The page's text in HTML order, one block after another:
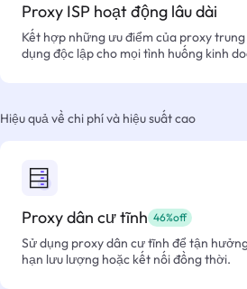
Proxy ISP hoạt động lâu dài
Kết hợp những ưu điểm của proxy
dụng độc lập cho mọi tình huống kinh
Hiệu quả về chi phí và hiệu suất cao
Proxy dân cư tĩnh 46%off
Sử dụng proxy dân cư tĩnh để tận
hạn lưu lượng hoặc kết nối đồng thời.